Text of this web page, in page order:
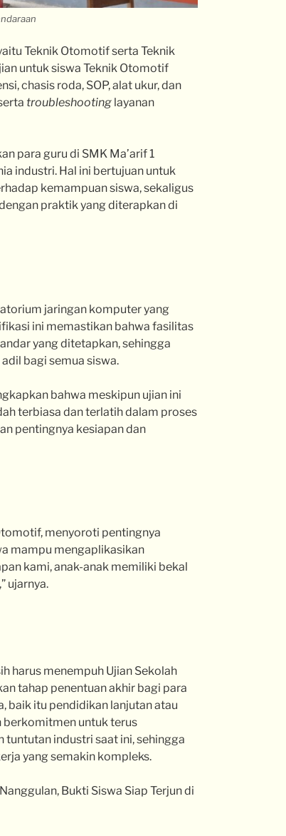
Teknik Otomotif serta Teknik
untuk siswa Teknik Otomotif
chasis roda, SOP, alat ukur, dan
troubleshooting layanan
para guru di SMK Ma’arif 1
industri. Hal ini bertujuan untuk
kemampuan siswa, sekaligus
praktik yang diterapkan di
jaringan komputer yang
ini memastikan bahwa fasilitas
yang ditetapkan, sehingga
bagi semua siswa.
bahwa meskipun ujian ini
terbiasa dan terlatih dalam proses
pentingnya kesiapan dan
menyoroti pentingnya
mampu mengaplikasikan
kami, anak-anak memiliki bekal
ujarnya.
harus menempuh Ujian Sekolah
tahap penentuan akhir bagi para
baik itu pendidikan lanjutan atau
berkomitmen untuk terus
industri saat ini, sehingga
yang semakin kompleks.
Bukti Siswa Siap Terjun di